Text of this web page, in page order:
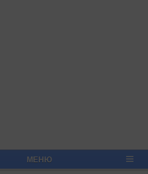
МЕНЮ